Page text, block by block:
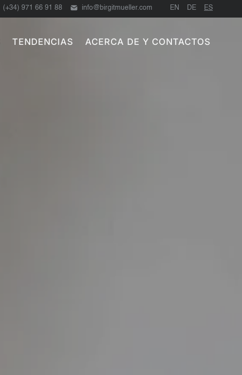
(+34) 971 66 91 88 info@birgitmueller.com EN DE ES
TENDENCIAS ACERCA DE Y CONTACTOS